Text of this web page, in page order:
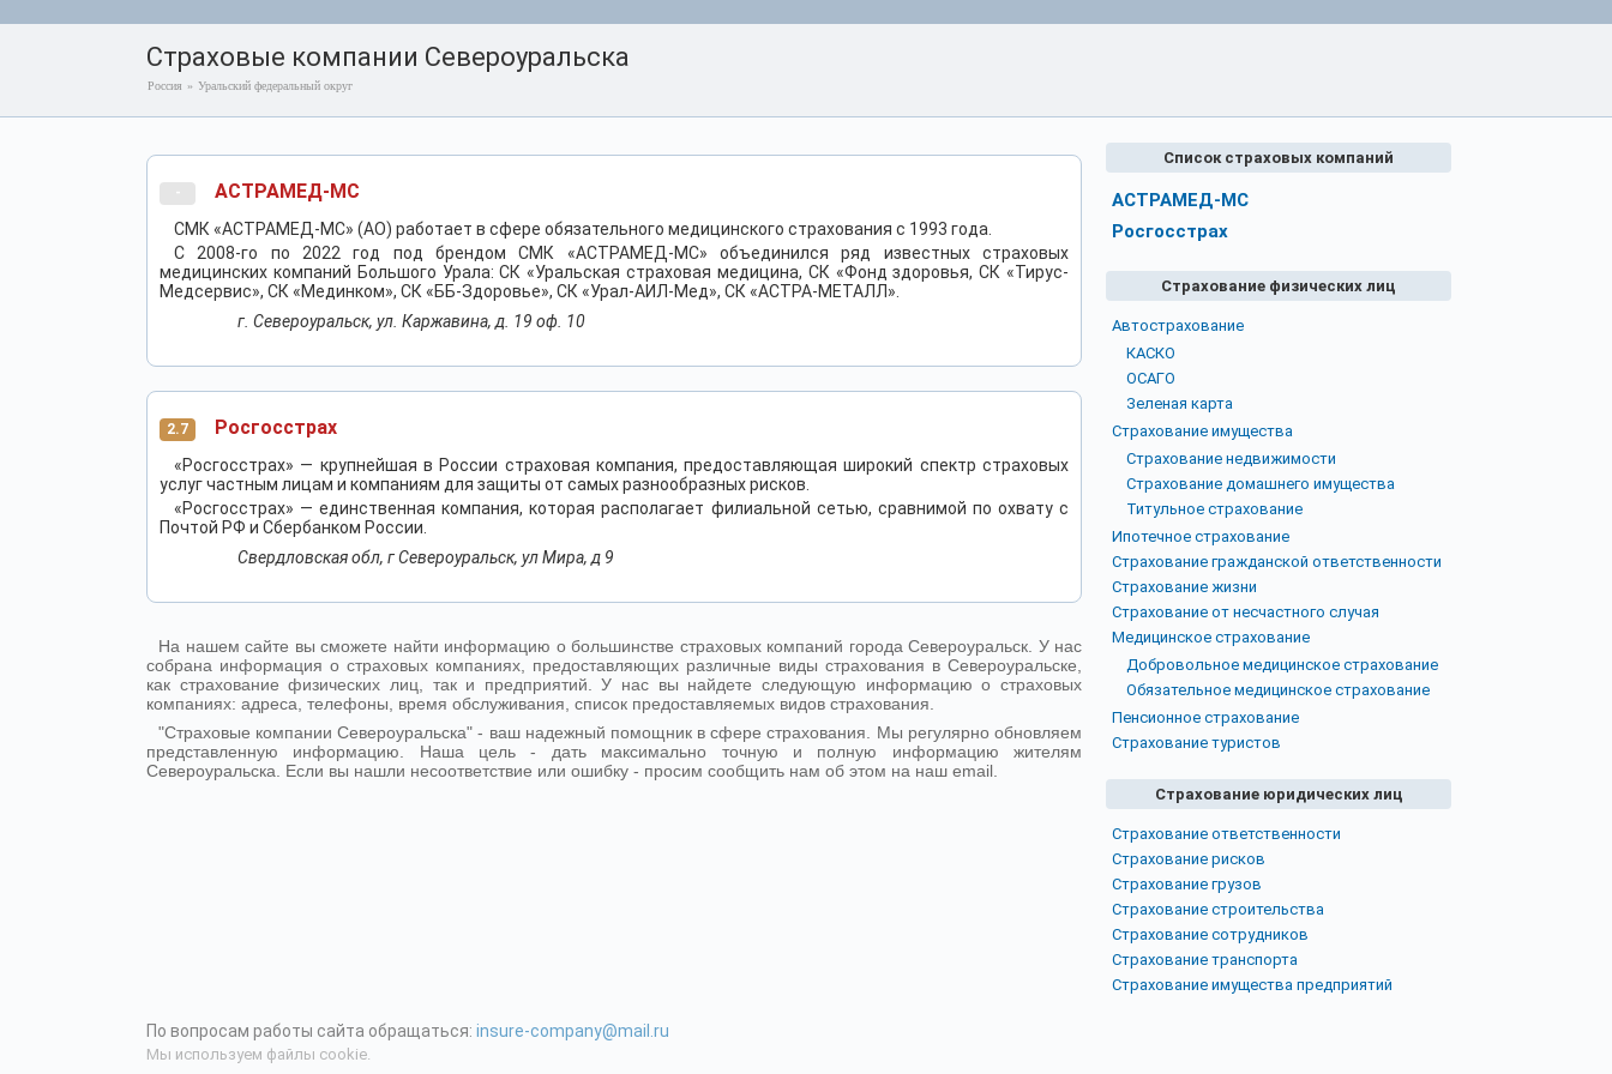
Страховые компании Североуральска
Россия » Уральский федеральный округ
- АСТРАМЕД-МС
СМК «АСТРАМЕД-МС» (АО) работает в сфере обязательного медицинского страхования с 1993 года.
С 2008-го по 2022 год под брендом СМК «АСТРАМЕД-МС» объединился ряд известных страховых
медицинских компаний Большого Урала: СК «Уральская страховая медицина, СК «Фонд здоровья, СК «Тирус-
Медсервис», СК «Мединком», СК «ББ-Здоровье», СК «Урал-АИЛ-Мед», СК «АСТРА-МЕТАЛЛ».
г. Североуральск, ул. Каржавина, д. 19 оф. 10
2.7 Росгосстрах
«Росгосстрах» — крупнейшая в России страховая компания, предоставляющая широкий спектр страховых
услуг частным лицам и компаниям для защиты от самых разнообразных рисков.
«Росгосстрах» — единственная компания, которая располагает филиальной сетью, сравнимой по охвату с
Почтой РФ и Сбербанком России.
Свердловская обл, г Североуральск, ул Мира, д 9
На нашем сайте вы сможете найти информацию о большинстве страховых компаний города Североуральск. У нас
собрана информация о страховых компаниях, предоставляющих различные виды страхования в Североуральске,
как страхование физических лиц, так и предприятий. У нас вы найдете следующую информацию о страховых
компаниях: адреса, телефоны, время обслуживания, список предоставляемых видов страхования.
"Страховые компании Североуральска" - ваш надежный помощник в сфере страхования. Мы регулярно обновляем
представленную информацию. Наша цель - дать максимально точную и полную информацию жителям
Североуральска. Если вы нашли несоответствие или ошибку - просим сообщить нам об этом на наш email.
Список страховых компаний
АСТРАМЕД-МС
Росгосстрах
Страхование физических лиц
Автострахование
КАСКО
ОСАГО
Зеленая карта
Страхование имущества
Страхование недвижимости
Страхование домашнего имущества
Титульное страхование
Ипотечное страхование
Страхование гражданской ответственности
Страхование жизни
Страхование от несчастного случая
Медицинское страхование
Добровольное медицинское страхование
Обязательное медицинское страхование
Пенсионное страхование
Страхование туристов
Страхование юридических лиц
Страхование ответственности
Страхование рисков
Страхование грузов
Страхование строительства
Страхование сотрудников
Страхование транспорта
Страхование имущества предприятий
По вопросам работы сайта обращаться: insure-company@mail.ru
Мы используем файлы cookie.